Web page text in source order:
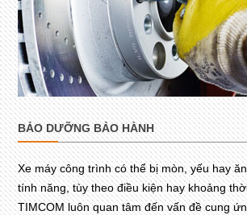
BẢO DƯỠNG BẢO HÀNH
Xe máy công trình có thể bị mòn, yếu hay
tính năng, tùy theo điều kiện hay khoảng
TIMCOM luôn quan tâm đến vấn đề cung